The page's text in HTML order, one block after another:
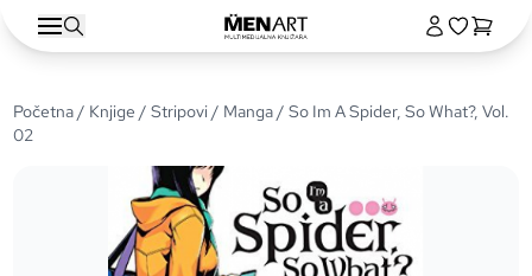
Početna/ Knjige /Stripovi/ Manga/ So Im A Spider, So What?, Vol.
02